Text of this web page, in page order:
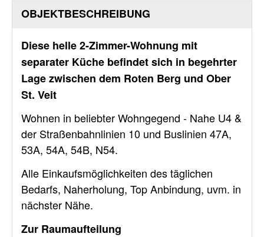
OBJEKT­BESCHREIBUNG
Diese helle 2-Zimmer-Wohnung mit
separater Küche befindet sich in begehrter
Lage zwischen dem Roten Berg und Ober
St. Veit
Wohnen in beliebter Wohngegend - Nahe U4 &
der Straßenbahnlinien 10 und Buslinien 47A,
53A, 54A, 54B, N54.
Alle Einkaufsmöglichkeiten des täglichen
Bedarfs, Naherholung, Top Anbindung, uvm. in
nächster Nähe.
Zur Raumaufteilung